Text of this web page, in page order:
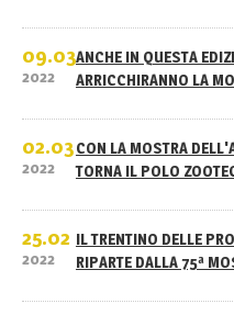
09.03
2022
ANCHE IN QUESTA
ARRICCHIRANNO LA
02.03
2022
CON LA MOSTRA
TORNA IL POLO
25.02
2022
IL TRENTINO DELLE
RIPARTE DALLA 75ª